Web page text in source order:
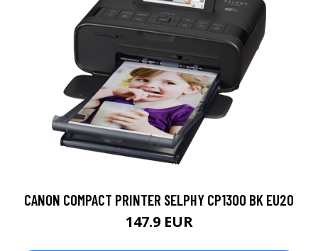
CANON COMPACT PRINTER SELPHY CP1300 BK EU20
147.9 EUR